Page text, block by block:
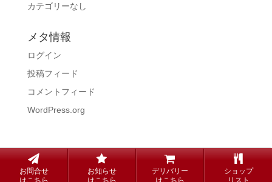
カテゴリーなし
メタ情報
ログイン
投稿フィード
コメントフィード
WordPress.org
copyright© Steak KUNI all rights reserved.
お問合せ
はこちら
お知らせ
はこちら
デリバリー
はこちら
ショップ
リスト